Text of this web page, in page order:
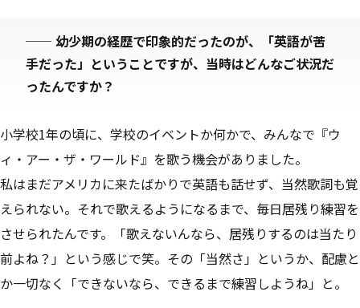
── 幼少期の経歴で印象的だったのが、「英語が苦
手だった」ということですが、当時はどんなご状況だ
ったんですか？
小学校1年の頃に、学校のイベントか何かで、みんなで『ウ
ィ・アー・ザ・ワールド』を歌う機会がありました。
私はまだアメリカに来たばかりで英語も話せず、当然歌詞も覚
えられない。それで歌えるようになるまで、毎日居残り練習を
させられたんです。「歌えないんなら、居残りするのは当たり
前よね？」という感じで笑。その「当然さ」というか、配慮と
か一切なく「できないなら、できるまで練習しようね」と。